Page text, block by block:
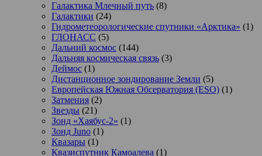
Галактика Млечный путь (8)
Галактики (24)
Гидрометеорологические спутники «Арктика» (1)
ГЛОНАСС (5)
Дальний космос (144)
Дальняя космическая связь (3)
Деймос (1)
Дистанционное зондирование Земли (5)
Европейская Южная Обсерватория (ESO) (1)
Затмения (2)
Звезды (21)
Зонд «Хаябус-2» (1)
Зонд Juno (1)
Квазары (1)
Квазиспутник Камоалева (1)